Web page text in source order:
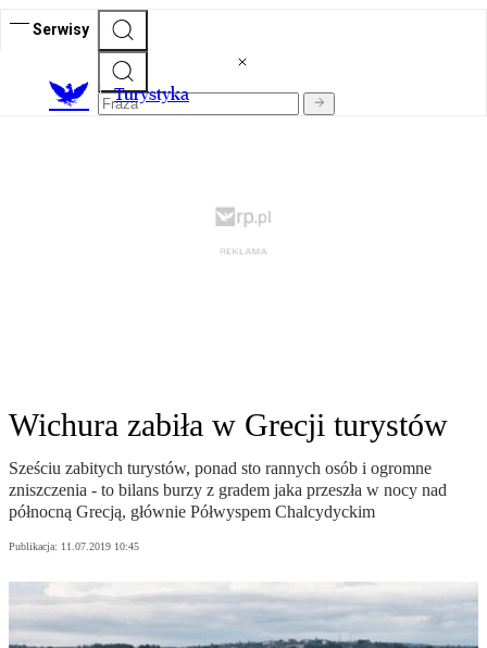
Serwisy
Turystyka
Wichura zabiła w Grecji turystów
Sześciu zabitych turystów, ponad sto rannych osób i ogromne
zniszczenia - to bilans burzy z gradem jaka przeszła w nocy nad
północną Grecją, głównie Półwyspem Chalcydyckim
Publikacja: 11.07.2019 10:45